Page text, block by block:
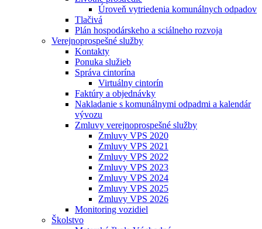
Úroveň vytriedenia komunálnych odpadov
Tlačivá
Plán hospodárskeho a sciálneho rozvoja
Verejnoprospešné služby
Kontakty
Ponuka služieb
Správa cintorína
Virtuálny cintorín
Faktúry a objednávky
Nakladanie s komunálnymi odpadmi a kalendár
vývozu
Zmluvy verejnoprospešné služby
Zmluvy VPS 2020
Zmluvy VPS 2021
Zmluvy VPS 2022
Zmluvy VPS 2023
Zmluvy VPS 2024
Zmluvy VPS 2025
Zmluvy VPS 2026
Monitoring vozidiel
Školstvo